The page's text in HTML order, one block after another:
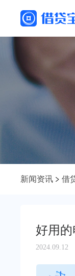
新闻资讯 借
好用
2024.09.12